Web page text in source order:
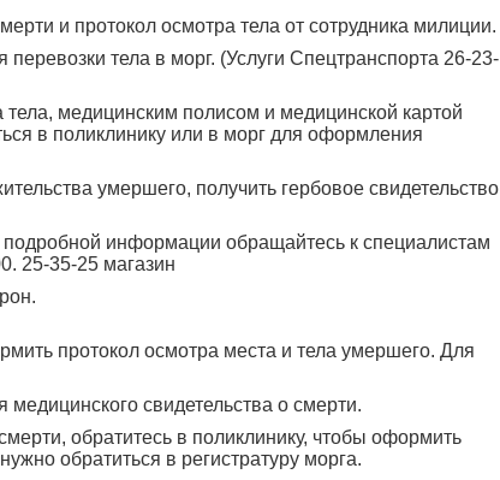
и протокол осмотра тела от сотрудника милиции.
тела в морг. (Услуги Спецтранспорта 26-23-
медицинским полисом и медицинской картой
в поликлинику или в морг для оформления
умершего, получить гербовое свидетельство
информации обращайтесь к специалистам
25-35-25 магазин
протокол осмотра места и тела умершего. Для
свидетельства о смерти.
обратитесь в поликлинику, чтобы оформить
обратиться в регистратуру морга.